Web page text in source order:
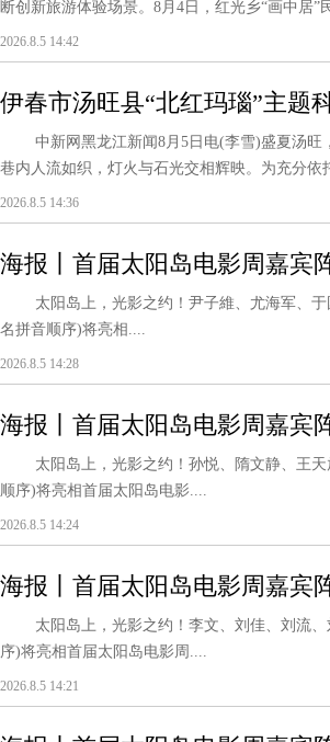
断创新旅游体验场景。8月4日，红光乡“画中居
2026.8.5 14:42
伊春市汤旺县“北红玛瑙”主题
中新网黑龙江新闻8月5日电(李雪)盛夏汤旺
巷内人流如织，灯火与石光交相辉映。为充分
2026.8.5 14:36
海报丨首届太阳岛电影周嘉宾
太阳岛上，光影之约！尹子維、尤海军、于
名拼音顺序)将亮相....
2026.8.5 14:28
海报丨首届太阳岛电影周嘉宾
太阳岛上，光影之约！孙悦、隋文静、王天
顺序)将亮相首届太阳岛电影....
2026.8.5 14:24
海报丨首届太阳岛电影周嘉宾
太阳岛上，光影之约！李文、刘佳、刘流、
序)将亮相首届太阳岛电影周....
2026.8.5 14:21